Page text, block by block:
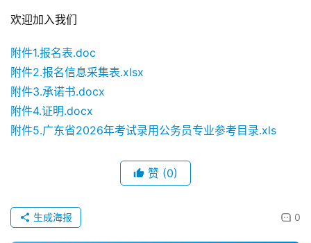
欢迎加入我们
附件1.报名表.doc
附件2.报名信息采集表.xlsx
附件3.承诺书.docx
附件4.证明.docx
附件5.广东省2026年考试录用公务员专业参考目录.xls
赞 (0)
0
生成海报